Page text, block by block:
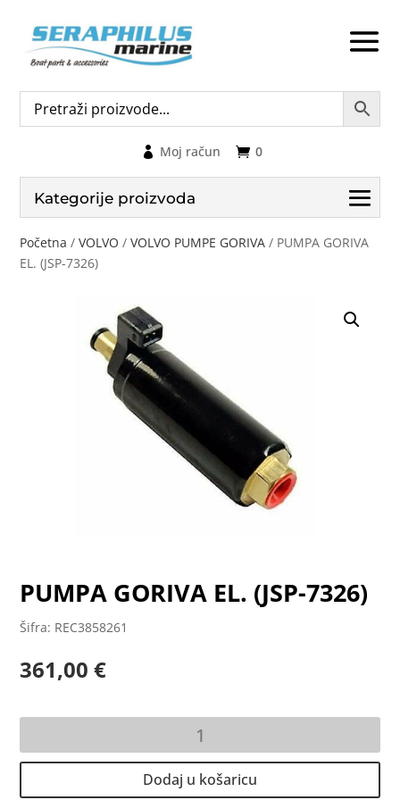
0
Moj račun
Kategorije proizvoda
Početna /VOLVO /VOLVO PUMPE GORIVA / PUMPA GORIVA
EL. (JSP-7326)
PUMPA GORIVA EL. (JSP-7326)
Šifra: REC3858261
361,00€
EL.
Dodaj u košaricu